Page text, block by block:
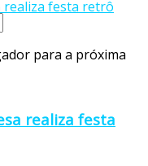
realiza festa
para a próxima